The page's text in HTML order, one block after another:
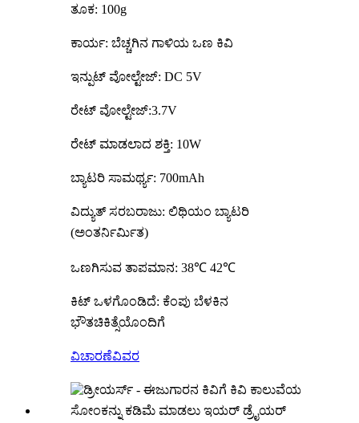
ತೂಕ: 100g
ಕಾರ್ಯ: ಬೆಚ್ಚಗಿನ ಗಾಳಿಯ ಒಣ ಕಿವಿ
ಇನ್ಪುಟ್ ವೋಲ್ಟೇಜ್: DC 5V
ರೇಟ್ ವೋಲ್ಟೇಜ್:3.7V
ರೇಟ್ ಮಾಡಲಾದ ಶಕ್ತಿ: 10W
ಬ್ಯಾಟರಿ ಸಾಮರ್ಥ್ಯ: 700mAh
ವಿದ್ಯುತ್ ಸರಬರಾಜು: ಲಿಥಿಯಂ ಬ್ಯಾಟರಿ
(ಅಂತರ್ನಿರ್ಮಿತ)
ಒಣಗಿಸುವ ತಾಪಮಾನ: 38℃ 42℃
ಕಿಟ್ ಒಳಗೊಂಡಿದೆ: ಕೆಂಪು ಬೆಳಕಿನ
ಭೌತಚಿಕಿತ್ಸೆಯೊಂದಿಗೆ
ವಿಚಾರಣೆವಿವರ